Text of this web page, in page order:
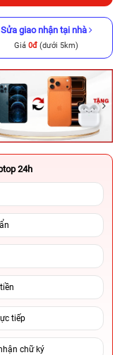
Sửa giao nhận tại nhà
Giá 0đ (dưới 5km)
24h
tiếp
chữ ký